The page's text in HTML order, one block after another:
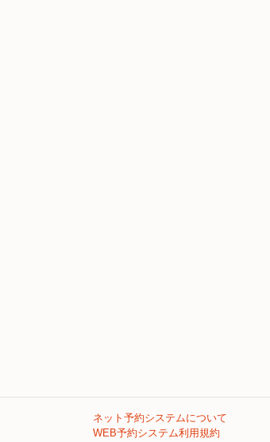
ネット予約システムについて
WEB予約システム利用規約